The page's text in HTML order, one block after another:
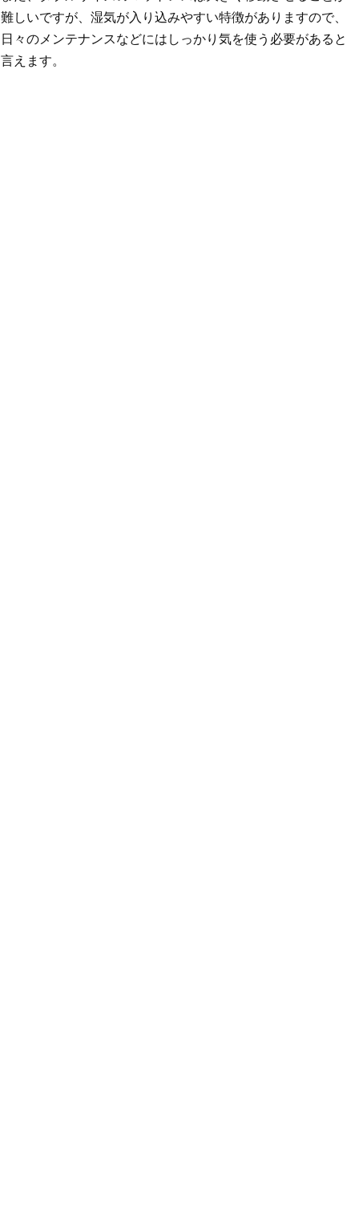
難しいですが、湿気が入り込みやすい特徴がありますので、
日々のメンテナンスなどにはしっかり気を使う必要があると
言えます。